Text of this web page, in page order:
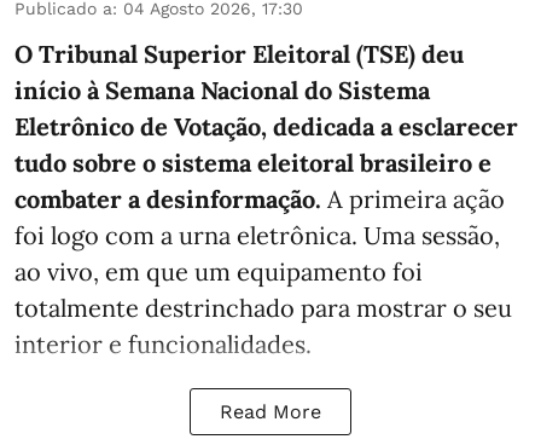
Publicado a: 04 Agosto 2026, 17:30
O Tribunal Superior Eleitoral (TSE) deu
início à Semana Nacional do Sistema
Eletrônico de Votação, dedicada a esclarecer
tudo sobre o sistema eleitoral brasileiro e
combater a desinformação. A primeira ação
foi logo com a urna eletrônica. Uma sessão,
ao vivo, em que um equipamento foi
totalmente destrinchado para mostrar o seu
interior e funcionalidades.
Read More